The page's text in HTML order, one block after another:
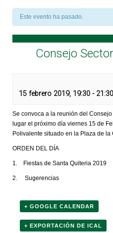
Este evento ha pasado.
Consejo
15 febrero 2019, 19:30 - 21:30
Se convoca a la reunión del
lugar el próximo día viernes 15 de
Polivalente situado en la Plaza de
ORDEN DEL DÍA
1. Fiestas de Santa Quiteria 2019
2. Sugerencias
+ GOOGLE CALENDAR
+ EXPORTACIÓN DE ICAL